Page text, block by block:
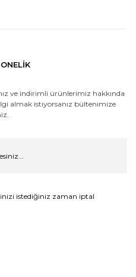
ve indirimli ürünlerimiz hakkında
almak istiyorsanız bültenimize
istediğiniz zaman iptal